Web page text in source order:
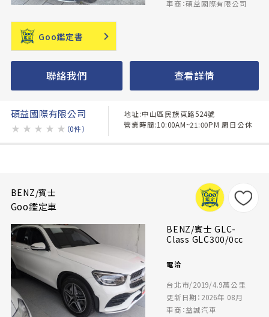
車商：碩益國際有限公司
Goo鑑定書
聯絡我們 查看詳情
碩益國際有限公司
★ ★ ★ ★ ★ （0件）
地址:中山區民族東路524號
營業時間:10:00AM~21:00PM 周日公休
BENZ/賓士
Goo鑑定車
BENZ/賓士 GLC-
Class GLC300/0cc
電洽
台北市/2019/4.9萬公里
更新日期：2026年 08月
車商：益誠汽車